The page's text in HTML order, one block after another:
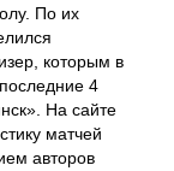
По их
которым в
4
На сайте
матчей
авторов